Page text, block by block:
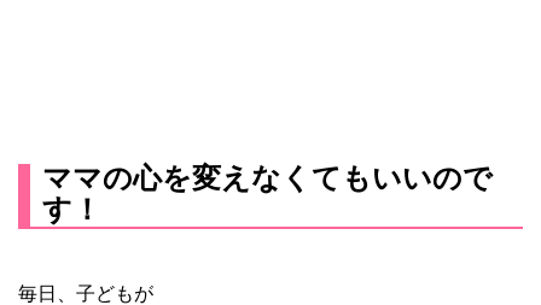
ママの心を変えなくてもいいので
す！
毎日、子どもが